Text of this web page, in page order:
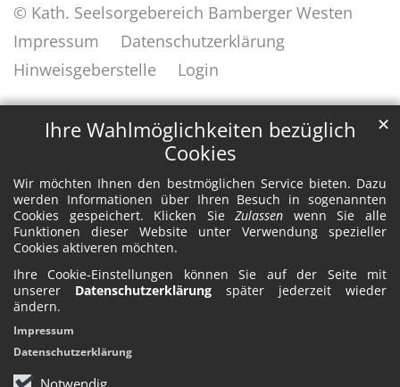
Ihre Wahlmöglichkeiten bezüglich
Cookies
Wir möchten Ihnen den bestmöglichen Service bieten. Dazu
werden Informationen über Ihren Besuch in sogenannten
Cookies gespeichert. Klicken SieZulassen wenn Sie alle
Funktionen dieser Website unter Verwendung spezieller
Cookies aktiveren möchten.
Ihre Cookie-Einstellungen können Sie auf der Seite mit
unserer Datenschutzerklärung später jederzeit wieder
ändern.
✕
Impressum
Datenschutzerklärung
© Kath. Seelsorgebereich Bamberger Westen
Impressum
Datenschutzerklärung
Hinweisgeberstelle
Login